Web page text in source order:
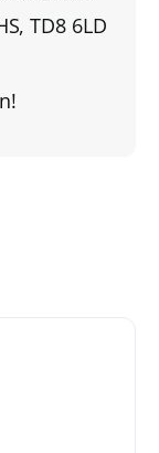
TD8 6LD